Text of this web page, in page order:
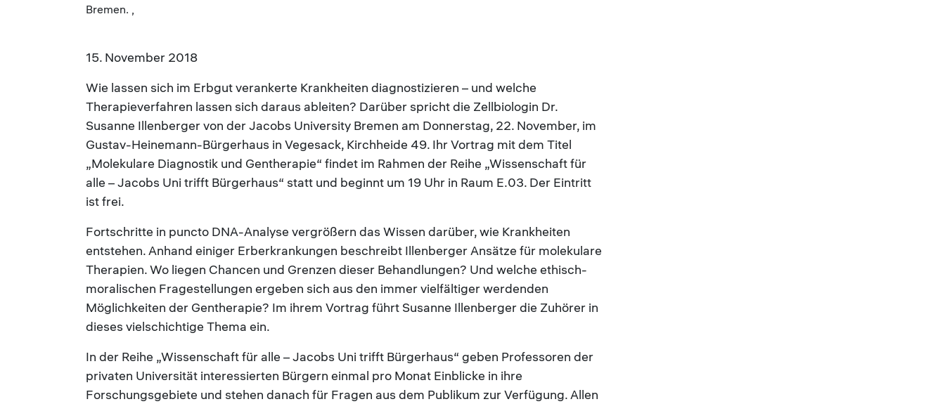
Bremen. ,
15. November 2018
Wie lassen sich im Erbgut verankerte Krankheiten diagnostizieren – und welche
Therapieverfahren lassen sich daraus ableiten? Darüber spricht die Zellbiologin Dr.
Susanne Illenberger von der Jacobs University Bremen am Donnerstag, 22. November, im
Gustav-Heinemann-Bürgerhaus in Vegesack, Kirchheide 49. Ihr Vortrag mit dem Titel
„Molekulare Diagnostik und Gentherapie“ findet im Rahmen der Reihe „Wissenschaft für
alle – Jacobs Uni trifft Bürgerhaus“ statt und beginnt um 19 Uhr in Raum E.03. Der Eintritt
ist frei.
Fortschritte in puncto DNA-Analyse vergrößern das Wissen darüber, wie Krankheiten
entstehen. Anhand einiger Erberkrankungen beschreibt Illenberger Ansätze für molekulare
Therapien. Wo liegen Chancen und Grenzen dieser Behandlungen? Und welche ethisch-
moralischen Fragestellungen ergeben sich aus den immer vielfältiger werdenden
Möglichkeiten der Gentherapie? Im ihrem Vortrag führt Susanne Illenberger die Zuhörer in
dieses vielschichtige Thema ein.
In der Reihe „Wissenschaft für alle – Jacobs Uni trifft Bürgerhaus“ geben Professoren der
privaten Universität interessierten Bürgern einmal pro Monat Einblicke in ihre
Forschungsgebiete und stehen danach für Fragen aus dem Publikum zur Verfügung. Allen